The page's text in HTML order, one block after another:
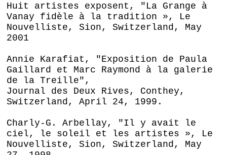
Huit artistes exposent, "La Grange à
Vanay fidèle à la tradition », Le
Nouvelliste, Sion, Switzerland, May
2001
Annie Karafiat, "Exposition de Paula
Gaillard et Marc Raymond à la galerie
de la Treille",
Journal des Deux Rives, Conthey,
Switzerland, April 24, 1999.
Charly-G. Arbellay, "Il y avait le
ciel, le soleil et les artistes », Le
Nouvelliste, Sion, Switzerland, May